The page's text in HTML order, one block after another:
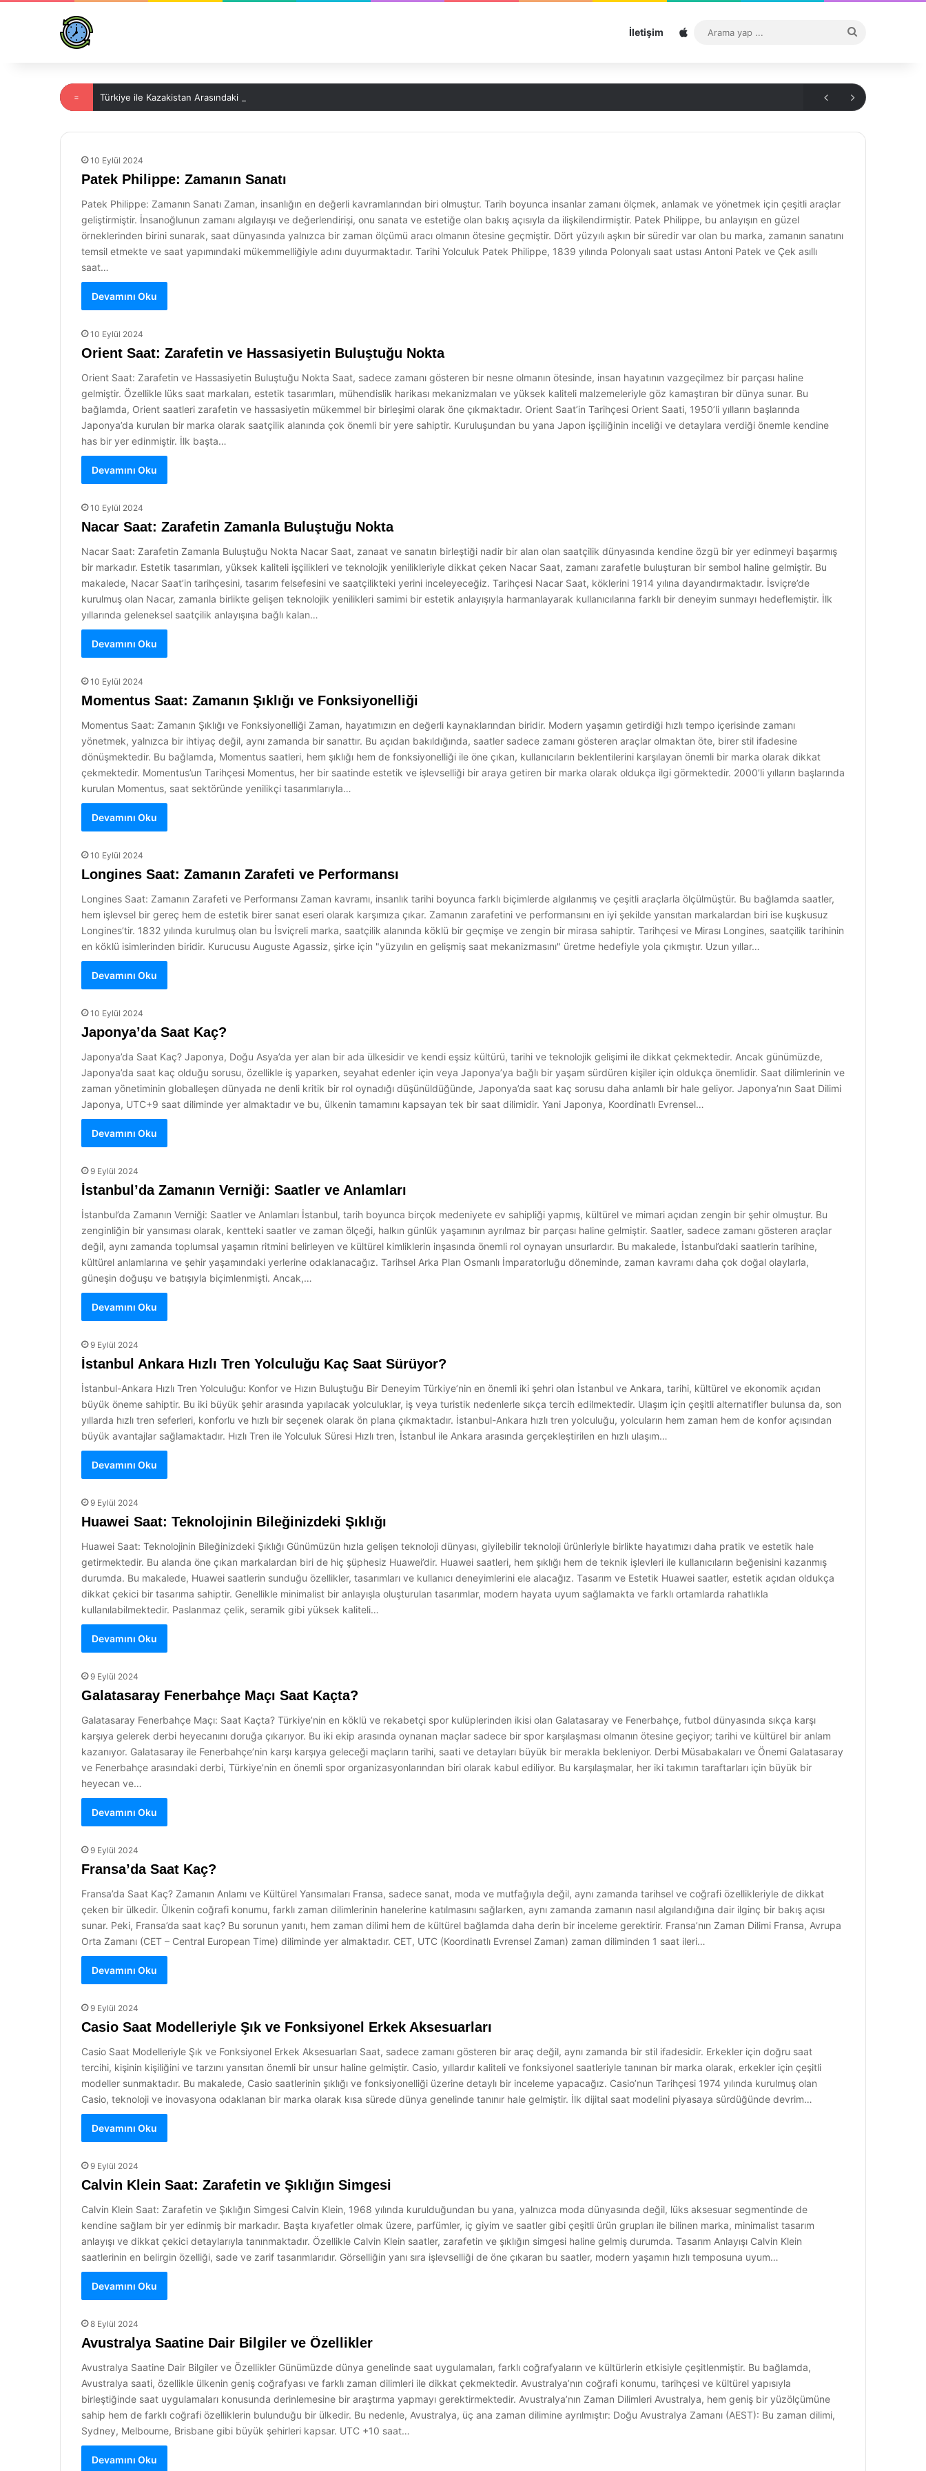
İletişim Sitemap
...
= Türkiye ile Kazakistan Arasındaki Saat Farkı
10 Eylül 2024
Patek Philippe: Zamanın Sanatı
Patek Philippe: Zamanın Sanatı Zaman, insanlığın en değerli kavramlarından biri olmuştur. Tarih boyunca insanlar zamanı ölçmek, anlamak ve yönetmek için çeşitli araçlar
geliştirmiştir. İnsanoğlunun zamanı algılayışı ve değerlendirişi, onu sanata ve estetiğe olan bakış açısıyla da ilişkilendirmiştir. Patek Philippe, bu anlayışın en güzel
örneklerinden birini sunarak, saat dünyasında yalnızca bir zaman ölçümü aracı olmanın ötesine geçmiştir. Dört yüzyılı aşkın bir süredir var olan bu marka, zamanın sanatını
temsil etmekte ve saat yapımındaki mükemmelliğiyle adını duyurmaktadır. Tarihi Yolculuk Patek Philippe, 1839 yılında Polonyalı saat ustası Antoni Patek ve Çek asıllı
saat…
Devamını Oku
10 Eylül 2024
Orient Saat: Zarafetin ve Hassasiyetin Buluştuğu Nokta
Orient Saat: Zarafetin ve Hassasiyetin Buluştuğu Nokta Saat, sadece zamanı gösteren bir nesne olmanın ötesinde, insan hayatının vazgeçilmez bir parçası haline
gelmiştir. Özellikle lüks saat markaları, estetik tasarımları, mühendislik harikası mekanizmaları ve yüksek kaliteli malzemeleriyle göz kamaştıran bir dünya sunar. Bu
bağlamda, Orient saatleri zarafetin ve hassasiyetin mükemmel bir birleşimi olarak öne çıkmaktadır. Orient Saat’in Tarihçesi Orient Saati, 1950’li yılların başlarında
Japonya’da kurulan bir marka olarak saatçilik alanında çok önemli bir yere sahiptir. Kuruluşundan bu yana Japon işçiliğinin inceliği ve detaylara verdiği önemle kendine
has bir yer edinmiştir. İlk başta…
Devamını Oku
10 Eylül 2024
Nacar Saat: Zarafetin Zamanla Buluştuğu Nokta
Nacar Saat: Zarafetin Zamanla Buluştuğu Nokta Nacar Saat, zanaat ve sanatın birleştiği nadir bir alan olan saatçilik dünyasında kendine özgü bir yer edinmeyi başarmış
bir markadır. Estetik tasarımları, yüksek kaliteli işçilikleri ve teknolojik yenilikleriyle dikkat çeken Nacar Saat, zamanı zarafetle buluşturan bir sembol haline gelmiştir. Bu
makalede, Nacar Saat’in tarihçesini, tasarım felsefesini ve saatçilikteki yerini inceleyeceğiz. Tarihçesi Nacar Saat, köklerini 1914 yılına dayandırmaktadır. İsviçre’de
kurulmuş olan Nacar, zamanla birlikte gelişen teknolojik yenilikleri samimi bir estetik anlayışıyla harmanlayarak kullanıcılarına farklı bir deneyim sunmayı hedeflemiştir. İlk
yıllarında geleneksel saatçilik anlayışına bağlı kalan…
Devamını Oku
10 Eylül 2024
Momentus Saat: Zamanın Şıklığı ve Fonksiyonelliği
Momentus Saat: Zamanın Şıklığı ve Fonksiyonelliği Zaman, hayatımızın en değerli kaynaklarından biridir. Modern yaşamın getirdiği hızlı tempo içerisinde zamanı
yönetmek, yalnızca bir ihtiyaç değil, aynı zamanda bir sanattır. Bu açıdan bakıldığında, saatler sadece zamanı gösteren araçlar olmaktan öte, birer stil ifadesine
dönüşmektedir. Bu bağlamda, Momentus saatleri, hem şıklığı hem de fonksiyonelliği ile öne çıkan, kullanıcıların beklentilerini karşılayan önemli bir marka olarak dikkat
çekmektedir. Momentus’un Tarihçesi Momentus, her bir saatinde estetik ve işlevselliği bir araya getiren bir marka olarak oldukça ilgi görmektedir. 2000’li yılların başlarında
kurulan Momentus, saat sektöründe yenilikçi tasarımlarıyla…
Devamını Oku
10 Eylül 2024
Longines Saat: Zamanın Zarafeti ve Performansı
Longines Saat: Zamanın Zarafeti ve Performansı Zaman kavramı, insanlık tarihi boyunca farklı biçimlerde algılanmış ve çeşitli araçlarla ölçülmüştür. Bu bağlamda saatler,
hem işlevsel bir gereç hem de estetik birer sanat eseri olarak karşımıza çıkar. Zamanın zarafetini ve performansını en iyi şekilde yansıtan markalardan biri ise kuşkusuz
Longines’tir. 1832 yılında kurulmuş olan bu İsviçreli marka, saatçilik alanında köklü bir geçmişe ve zengin bir mirasa sahiptir. Tarihçesi ve Mirası Longines, saatçilik tarihinin
en köklü isimlerinden biridir. Kurucusu Auguste Agassiz, şirke için "yüzyılın en gelişmiş saat mekanizmasını" üretme hedefiyle yola çıkmıştır. Uzun yıllar…
Devamını Oku
10 Eylül 2024
Japonya’da Saat Kaç?
Japonya’da Saat Kaç? Japonya, Doğu Asya’da yer alan bir ada ülkesidir ve kendi eşsiz kültürü, tarihi ve teknolojik gelişimi ile dikkat çekmektedir. Ancak günümüzde,
Japonya’da saat kaç olduğu sorusu, özellikle iş yaparken, seyahat edenler için veya Japonya’ya bağlı bir yaşam sürdüren kişiler için oldukça önemlidir. Saat dilimlerinin ve
zaman yönetiminin globalleşen dünyada ne denli kritik bir rol oynadığı düşünüldüğünde, Japonya’da saat kaç sorusu daha anlamlı bir hale geliyor. Japonya’nın Saat Dilimi
Japonya, UTC+9 saat diliminde yer almaktadır ve bu, ülkenin tamamını kapsayan tek bir saat dilimidir. Yani Japonya, Koordinatlı Evrensel…
Devamını Oku
9 Eylül 2024
İstanbul’da Zamanın Verniği: Saatler ve Anlamları
İstanbul’da Zamanın Verniği: Saatler ve Anlamları İstanbul, tarih boyunca birçok medeniyete ev sahipliği yapmış, kültürel ve mimari açıdan zengin bir şehir olmuştur. Bu
zenginliğin bir yansıması olarak, kentteki saatler ve zaman ölçeği, halkın günlük yaşamının ayrılmaz bir parçası haline gelmiştir. Saatler, sadece zamanı gösteren araçlar
değil, aynı zamanda toplumsal yaşamın ritmini belirleyen ve kültürel kimliklerin inşasında önemli rol oynayan unsurlardır. Bu makalede, İstanbul’daki saatlerin tarihine,
kültürel anlamlarına ve şehir yaşamındaki yerlerine odaklanacağız. Tarihsel Arka Plan Osmanlı İmparatorluğu döneminde, zaman kavramı daha çok doğal olaylarla,
güneşin doğuşu ve batışıyla biçimlenmişti. Ancak,…
Devamını Oku
9 Eylül 2024
İstanbul Ankara Hızlı Tren Yolculuğu Kaç Saat Sürüyor?
İstanbul-Ankara Hızlı Tren Yolculuğu: Konfor ve Hızın Buluştuğu Bir Deneyim Türkiye’nin en önemli iki şehri olan İstanbul ve Ankara, tarihi, kültürel ve ekonomik açıdan
büyük öneme sahiptir. Bu iki büyük şehir arasında yapılacak yolculuklar, iş veya turistik nedenlerle sıkça tercih edilmektedir. Ulaşım için çeşitli alternatifler bulunsa da, son
yıllarda hızlı tren seferleri, konforlu ve hızlı bir seçenek olarak ön plana çıkmaktadır. İstanbul-Ankara hızlı tren yolculuğu, yolcuların hem zaman hem de konfor açısından
büyük avantajlar sağlamaktadır. Hızlı Tren ile Yolculuk Süresi Hızlı tren, İstanbul ile Ankara arasında gerçekleştirilen en hızlı ulaşım…
Devamını Oku
9 Eylül 2024
Huawei Saat: Teknolojinin Bileğinizdeki Şıklığı
Huawei Saat: Teknolojinin Bileğinizdeki Şıklığı Günümüzün hızla gelişen teknoloji dünyası, giyilebilir teknoloji ürünleriyle birlikte hayatımızı daha pratik ve estetik hale
getirmektedir. Bu alanda öne çıkan markalardan biri de hiç şüphesiz Huawei’dir. Huawei saatleri, hem şıklığı hem de teknik işlevleri ile kullanıcıların beğenisini kazanmış
durumda. Bu makalede, Huawei saatlerin sunduğu özellikler, tasarımları ve kullanıcı deneyimlerini ele alacağız. Tasarım ve Estetik Huawei saatler, estetik açıdan oldukça
dikkat çekici bir tasarıma sahiptir. Genellikle minimalist bir anlayışla oluşturulan tasarımlar, modern hayata uyum sağlamakta ve farklı ortamlarda rahatlıkla
kullanılabilmektedir. Paslanmaz çelik, seramik gibi yüksek kaliteli…
Devamını Oku
9 Eylül 2024
Galatasaray Fenerbahçe Maçı Saat Kaçta?
Galatasaray Fenerbahçe Maçı: Saat Kaçta? Türkiye’nin en köklü ve rekabetçi spor kulüplerinden ikisi olan Galatasaray ve Fenerbahçe, futbol dünyasında sıkça karşı
karşıya gelerek derbi heyecanını doruğa çıkarıyor. Bu iki ekip arasında oynanan maçlar sadece bir spor karşılaşması olmanın ötesine geçiyor; tarihi ve kültürel bir anlam
kazanıyor. Galatasaray ile Fenerbahçe’nin karşı karşıya geleceği maçların tarihi, saati ve detayları büyük bir merakla bekleniyor. Derbi Müsabakaları ve Önemi Galatasaray
ve Fenerbahçe arasındaki derbi, Türkiye’nin en önemli spor organizasyonlarından biri olarak kabul ediliyor. Bu karşılaşmalar, her iki takımın taraftarları için büyük bir
heyecan ve…
Devamını Oku
9 Eylül 2024
Fransa’da Saat Kaç?
Fransa’da Saat Kaç? Zamanın Anlamı ve Kültürel Yansımaları Fransa, sadece sanat, moda ve mutfağıyla değil, aynı zamanda tarihsel ve coğrafi özellikleriyle de dikkat
çeken bir ülkedir. Ülkenin coğrafi konumu, farklı zaman dilimlerinin hanelerine katılmasını sağlarken, aynı zamanda zamanın nasıl algılandığına dair ilginç bir bakış açısı
sunar. Peki, Fransa’da saat kaç? Bu sorunun yanıtı, hem zaman dilimi hem de kültürel bağlamda daha derin bir inceleme gerektirir. Fransa’nın Zaman Dilimi Fransa, Avrupa
Orta Zamanı (CET – Central European Time) diliminde yer almaktadır. CET, UTC (Koordinatlı Evrensel Zaman) zaman diliminden 1 saat ileri…
Devamını Oku
9 Eylül 2024
Casio Saat Modelleriyle Şık ve Fonksiyonel Erkek Aksesuarları
Casio Saat Modelleriyle Şık ve Fonksiyonel Erkek Aksesuarları Saat, sadece zamanı gösteren bir araç değil, aynı zamanda bir stil ifadesidir. Erkekler için doğru saat
tercihi, kişinin kişiliğini ve tarzını yansıtan önemli bir unsur haline gelmiştir. Casio, yıllardır kaliteli ve fonksiyonel saatleriyle tanınan bir marka olarak, erkekler için çeşitli
modeller sunmaktadır. Bu makalede, Casio saatlerinin şıklığı ve fonksiyonelliği üzerine detaylı bir inceleme yapacağız. Casio’nun Tarihçesi 1974 yılında kurulmuş olan
Casio, teknoloji ve inovasyona odaklanan bir marka olarak kısa sürede dünya genelinde tanınır hale gelmiştir. İlk dijital saat modelini piyasaya sürdüğünde devrim…
Devamını Oku
9 Eylül 2024
Calvin Klein Saat: Zarafetin ve Şıklığın Simgesi
Calvin Klein Saat: Zarafetin ve Şıklığın Simgesi Calvin Klein, 1968 yılında kurulduğundan bu yana, yalnızca moda dünyasında değil, lüks aksesuar segmentinde de
kendine sağlam bir yer edinmiş bir markadır. Başta kıyafetler olmak üzere, parfümler, iç giyim ve saatler gibi çeşitli ürün grupları ile bilinen marka, minimalist tasarım
anlayışı ve dikkat çekici detaylarıyla tanınmaktadır. Özellikle Calvin Klein saatler, zarafetin ve şıklığın simgesi haline gelmiş durumda. Tasarım Anlayışı Calvin Klein
saatlerinin en belirgin özelliği, sade ve zarif tasarımlarıdır. Görselliğin yanı sıra işlevselliği de öne çıkaran bu saatler, modern yaşamın hızlı temposuna uyum…
Devamını Oku
8 Eylül 2024
Avustralya Saatine Dair Bilgiler ve Özellikler
Avustralya Saatine Dair Bilgiler ve Özellikler Günümüzde dünya genelinde saat uygulamaları, farklı coğrafyaların ve kültürlerin etkisiyle çeşitlenmiştir. Bu bağlamda,
Avustralya saati, özellikle ülkenin geniş coğrafyası ve farklı zaman dilimleri ile dikkat çekmektedir. Avustralya’nın coğrafi konumu, tarihçesi ve kültürel yapısıyla
birleştiğinde saat uygulamaları konusunda derinlemesine bir araştırma yapmayı gerektirmektedir. Avustralya’nın Zaman Dilimleri Avustralya, hem geniş bir yüzölçümüne
sahip hem de farklı coğrafi özelliklerin bulunduğu bir ülkedir. Bu nedenle, Avustralya, üç ana zaman dilimine ayrılmıştır: Doğu Avustralya Zamanı (AEST): Bu zaman dilimi,
Sydney, Melbourne, Brisbane gibi büyük şehirleri kapsar. UTC +10 saat…
Devamını Oku